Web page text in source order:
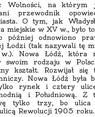
Wolności, na którym
przewodnik
O tym, jak
miejskie w XV w., było
później odnowiono
Łodzi (tak nazywali tę
Nowa Łódź, która
rodzaju w
kształt. Rozwijał się
Nowa Łódź była
rynek i cztery
i Południową.
tylko trzy, bo ulica
ulicą Rewolucji 1905 roku.